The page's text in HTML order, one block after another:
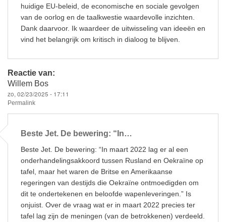
huidige EU-beleid, de economische en sociale gevolgen
van de oorlog en de taalkwestie waardevolle inzichten.
Dank daarvoor. Ik waardeer de uitwisseling van ideeën en
vind het belangrijk om kritisch in dialoog te blijven.
Reactie van:
Willem Bos
zo, 02/23/2025 - 17:11
Permalink
Beste Jet. De bewering: “In…
Beste Jet. De bewering: “In maart 2022 lag er al een
onderhandelingsakkoord tussen Rusland en Oekraïne op
tafel, maar het waren de Britse en Amerikaanse
regeringen van destijds die Oekraïne ontmoedigden om
dit te ondertekenen en beloofde wapenleveringen.” Is
onjuist. Over de vraag wat er in maart 2022 precies ter
tafel lag zijn de meningen (van de betrokkenen) verdeeld.